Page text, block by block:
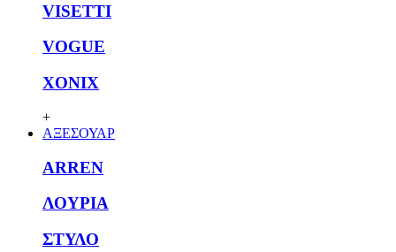
VISETTI
VOGUE
XONIX
+
ΑΞΕΣΟΥΑΡ
ARREN
ΛΟΥΡΙΑ
ΣΤΥΛΟ